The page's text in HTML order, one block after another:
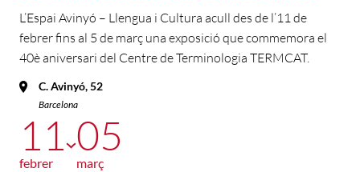
L’Espai Avinyó – Llengua i Cultura acull des de l’11 de
febrer fins al 5 de març una exposició que commemora el
40è aniversari del Centre de Terminologia TERMCAT.
C. Avinyó, 52
Barcelona
11
febrer
05
març